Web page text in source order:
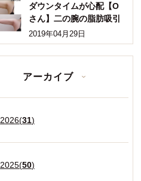
ダウンタイムが心配【O
さん】二の腕の脂肪吸引
2019年04月29日
アーカイブ
2026(31)
2025(50)